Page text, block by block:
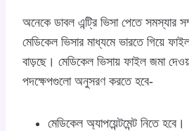
অনেকে ডাবল এন্ট্রি ভিসা পেতে সমস্যার
মেডিকেল ভিসার মাধ্যমে ভারতে গিয়ে
বাড়ছে। মেডিকেল ভিসায় ফাইল জমা
পদক্ষেপগুলো অনুসরণ করতে হবে-
মেডিকেল অ্যাপয়েন্টমেন্ট নিতে হবে।